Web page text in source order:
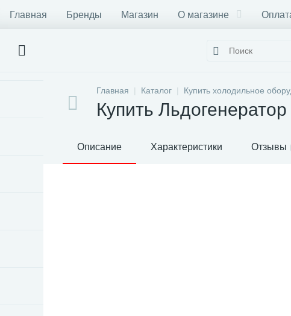
Главная Бренды Магазин О магазине
Главная Каталог Купить холодильное
Купить
Описание Характеристики Отзывы